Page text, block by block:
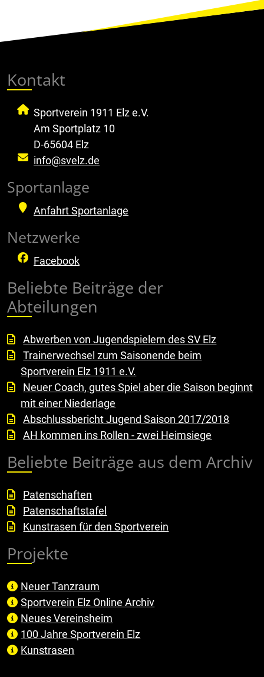
Kontakt
Sportverein 1911 Elz e.V.
Am Sportplatz 10
D-65604 Elz
info@svelz.de
Sportanlage
Anfahrt Sportanlage
Netzwerke
Facebook
Beliebte Beiträge der
Abteilungen
Abwerben von Jugendspielern des SV Elz
Trainerwechsel zum Saisonende beim
Sportverein Elz 1911 e.V.
Neuer Coach, gutes Spiel aber die Saison beginnt
mit einer Niederlage
Abschlussbericht Jugend Saison 2017/2018
AH kommen ins Rollen - zwei Heimsiege
Beliebte Beiträge aus dem Archiv
Patenschaften
Patenschaftstafel
Kunstrasen für den Sportverein
Projekte
Neuer Tanzraum
Sportverein Elz Online Archiv
Neues Vereinsheim
100 Jahre Sportverein Elz
Kunstrasen